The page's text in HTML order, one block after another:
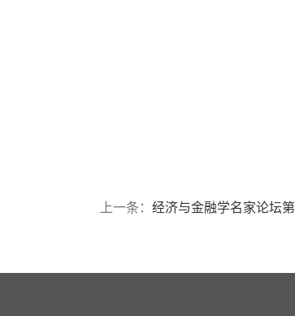
上一条： 经济与金融学名家论坛